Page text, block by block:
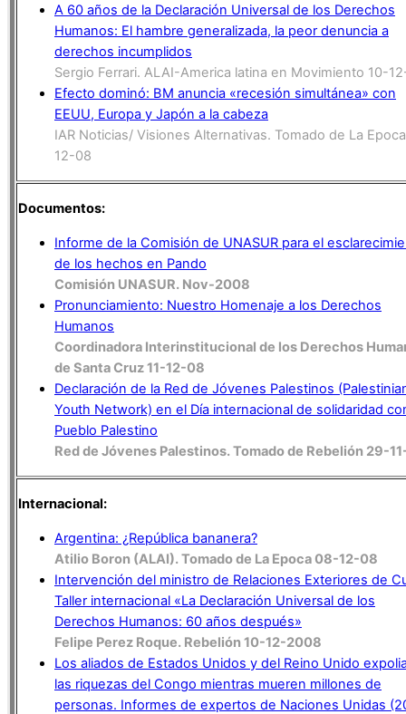
A 60 años de la Declaración Universal de los Derechos
Humanos: El hambre generalizada, la peor denuncia a
derechos incumplidos
Sergio Ferrari. ALAI-America latina en Movimiento 10-
Efecto dominó: BM anuncia «recesión simultánea» con
EEUU, Europa y Japón a la cabeza
IAR Noticias/ Visiones Alternativas. Tomado de La
12-08
Documentos:
Informe de la Comisión de UNASUR para el
de los hechos en Pando
Comisión UNASUR. Nov-2008
Pronunciamiento: Nuestro Homenaje a los Derechos
Humanos
Coordinadora Interinstitucional de los Derechos
de Santa Cruz 11-12-08
Declaración de la Red de Jóvenes Palestinos
Youth Network) en el Día internacional de solidaridad
Pueblo Palestino
Red de Jóvenes Palestinos. Tomado de Rebelión 29-
Internacional:
Argentina: ¿República bananera?
Atilio Boron (ALAI). Tomado de La Epoca 08-12-08
Intervención del ministro de Relaciones Exteriores de
Taller internacional «La Declaración Universal de los
Derechos Humanos: 60 años después»
Felipe Perez Roque. Rebelión 10-12-2008
Los aliados de Estados Unidos y del Reino Unido
las riquezas del Congo mientras mueren millones de
personas. Informes de expertos de Naciones Unidas